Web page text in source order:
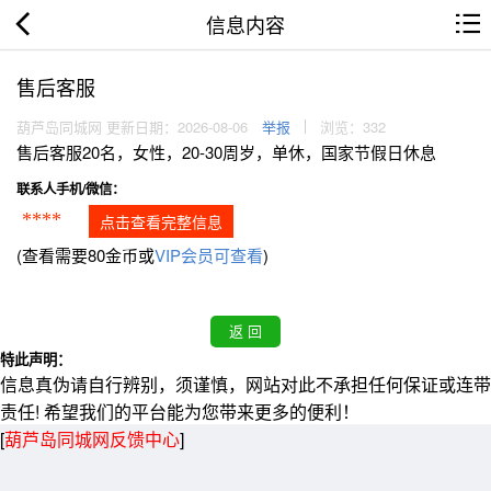
信息内容
售后客服
葫芦岛同城网 更新日期：2026-08-06 举报 浏览：332
售后客服20名，女性，20-30周岁，单休，国家节假日休息
联系人手机/微信：
**** 点击查看完整信息
(查看需要80金币或VIP会员可查看)
特此声明：
信息真伪请自行辨别，须谨慎，网站对此不承担任何保证或连带
责任! 希望我们的平台能为您带来更多的便利！
[葫芦岛同城网反馈中心]